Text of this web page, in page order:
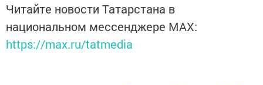
Читайте новости Татарстана в
национальном мессенджере MАХ:
https://max.ru/tatmedia